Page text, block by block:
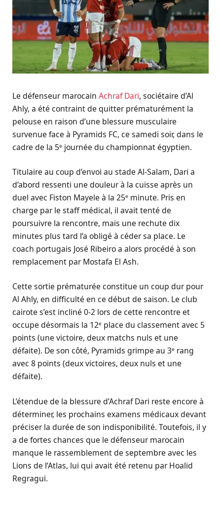
Le défenseur marocain Achraf Dari, sociétaire d’Al
Ahly, a été contraint de quitter prématurément la
pelouse en raison d’une blessure musculaire
survenue face à Pyramids FC, ce samedi soir, dans le
cadre de la 5ᵉ journée du championnat égyptien.
Titulaire au coup d’envoi au stade Al-Salam, Dari a
d’abord ressenti une douleur à la cuisse après un
duel avec Fiston Mayele à la 25ᵉ minute. Pris en
charge par le staff médical, il avait tenté de
poursuivre la rencontre, mais une rechute dix
minutes plus tard l’a obligé à céder sa place. Le
coach portugais José Ribeiro a alors procédé à son
remplacement par Mostafa El Ash.
Cette sortie prématurée constitue un coup dur pour
Al Ahly, en difficulté en ce début de saison. Le club
cairote s’est incliné 0-2 lors de cette rencontre et
occupe désormais la 12ᵉ place du classement avec 5
points (une victoire, deux matchs nuls et une
défaite). De son côté, Pyramids grimpe au 3ᵉ rang
avec 8 points (deux victoires, deux nuls et une
défaite).
L’étendue de la blessure d’Achraf Dari reste encore à
déterminer, les prochains examens médicaux devant
préciser la durée de son indisponibilité. Toutefois, il y
a de fortes chances que le défenseur marocain
manque le rassemblement de septembre avec les
Lions de l’Atlas, lui qui avait été retenu par Hoalid
Regragui.